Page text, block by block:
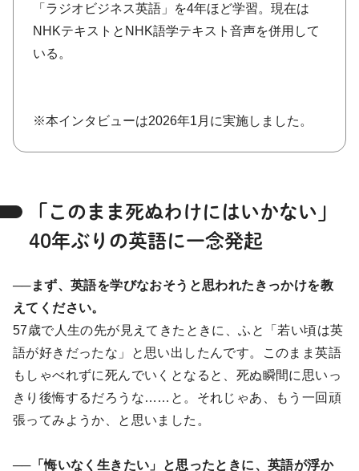
「ラジオビジネス英語」を4年ほど学習。現在は
NHKテキストとNHK語学テキスト音声を併用して
いる。
※本インタビューは2026年1月に実施しました。
「このまま死ぬわけにはいかない」
40年ぶりの英語に一念発起
──まず、英語を学びなおそうと思われたきっかけを教
えてください。
57歳で人生の先が見えてきたときに、ふと「若い頃は英
語が好きだったな」と思い出したんです。このまま英語
もしゃべれずに死んでいくとなると、死ぬ瞬間に思いっ
きり後悔するだろうな……と。それじゃあ、もう一回頑
張ってみようか、と思いました。
──「悔いなく生きたい」と思ったときに、英語が浮か